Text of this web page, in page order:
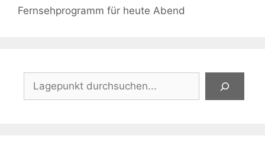
Fernsehprogramm für heute Abend
Suchen